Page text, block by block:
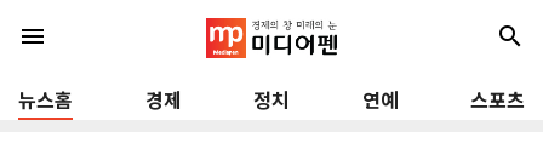
menu search
뉴스홈 경제 정치 연예 스포츠